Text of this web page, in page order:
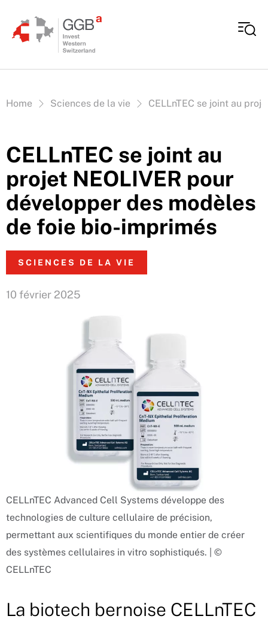
Vous êtes ici:
Home Sciences de la vie CELLnTEC se joint au
CELLnTEC se joint au
projet NEOLIVER pour
développer des modèles
de foie bio-imprimés
SCIENCES DE LA VIE
10 février 2025
CELLnTEC Advanced Cell Systems développe des
technologies de culture cellulaire de précision,
permettant aux scientifiques du monde entier de créer
des systèmes cellulaires in vitro sophistiqués. | ©
CELLnTEC
La biotech bernoise CELLnTEC